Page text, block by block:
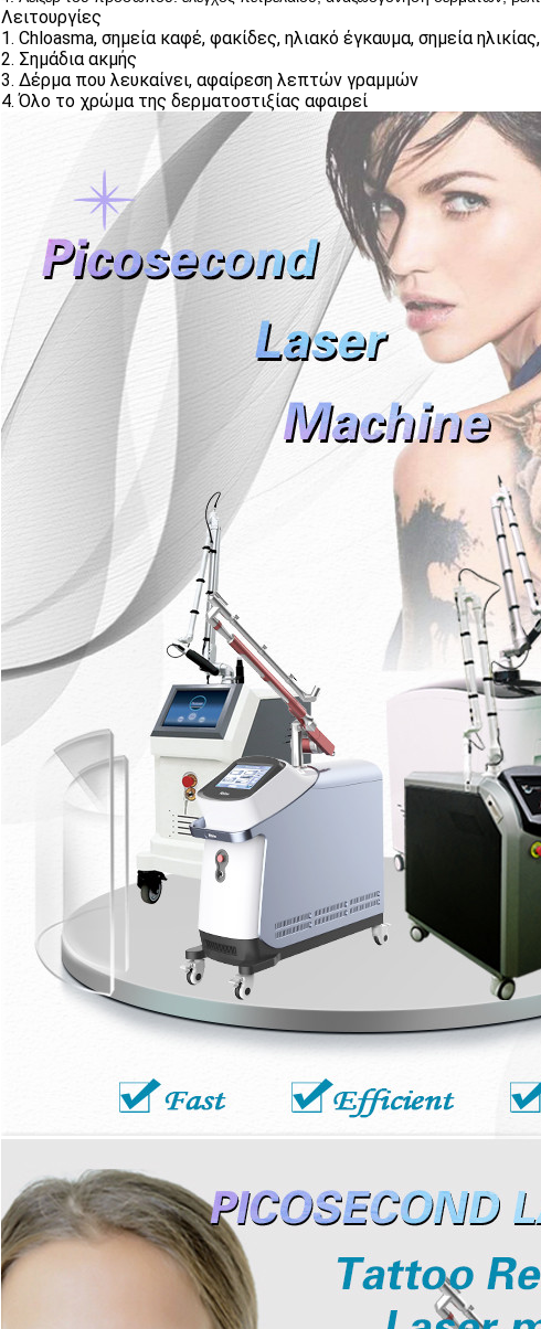
Λειτουργίες
1. Chloasma, σημεία καφέ, φακίδες, ηλιακό έγκαυμα, σημεία
2. Σημάδια ακμής
3. Δέρμα που λευκαίνει, αφαίρεση λεπτών γραμμών
4. Όλο το χρώμα της δερματοστιξίας αφαιρεί